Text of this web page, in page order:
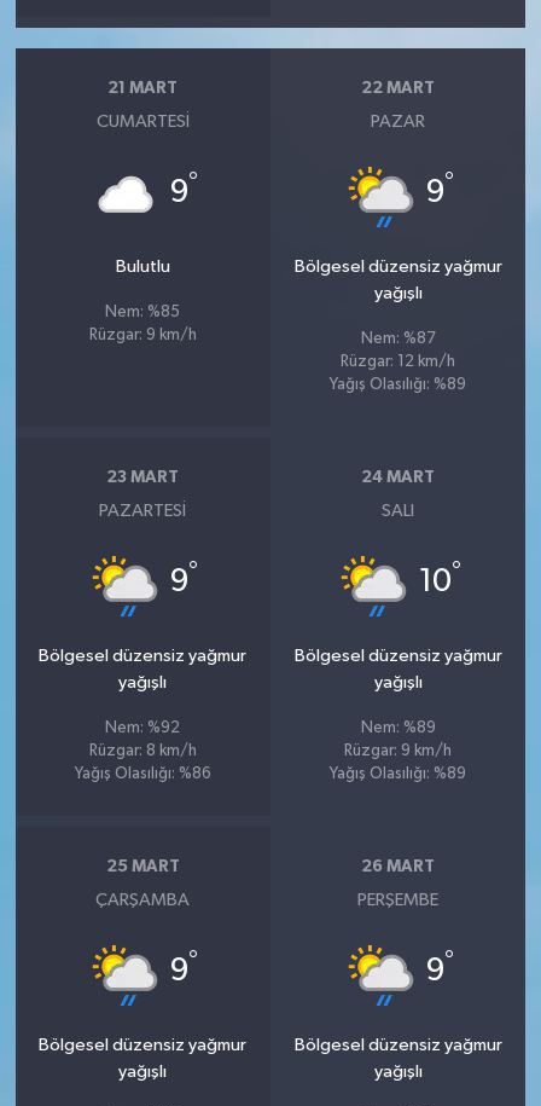
21 MART
CUMARTESI
9°
Bulutlu
Nem: %85
Rüzgar: 9 km/h
22 MART
PAZAR
9°
Bölgesel düzensiz yağmur
yağışlı
Nem: %87
Rüzgar: 12 km/h
Yağış Olasılığı: %89
23 MART
PAZARTESI
9°
Bölgesel düzensiz yağmur
yağışlı
Nem: %92
Rüzgar: 8 km/h
Yağış Olasılığı: %86
24 MART
SALI
10°
Bölgesel düzensiz yağmur
yağışlı
Nem: %89
Rüzgar: 9 km/h
Yağış Olasılığı: %89
25 MART
ÇARŞAMBA
9°
Bölgesel düzensiz yağmur
yağışlı
26 MART
PERŞEMBE
9°
Bölgesel düzensiz yağmur
yağışlı